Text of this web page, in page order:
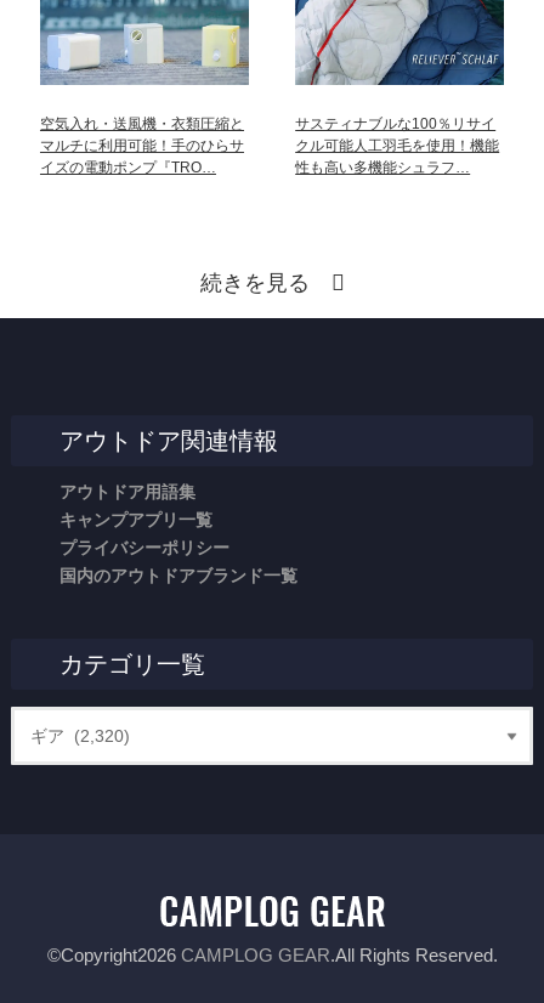
空気入れ・送風機・衣類圧縮と
マルチに利用可能！手のひらサ
イズの電動ポンプ『TRO…
サスティナブルな100％リサイ
クル可能人工羽毛を使用！機能
性も高い多機能シュラフ…
続きを見る
アウトドア関連情報
アウトドア用語集
キャンプアプリ一覧
プライバシーポリシー
国内のアウトドアブランド一覧
カテゴリ一覧
©Copyright2026 CAMPLOG GEAR.All Rights Reserved.